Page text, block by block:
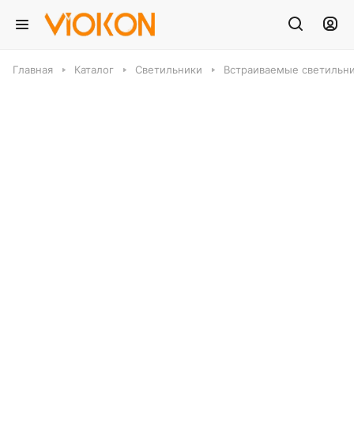
Главная Каталог Светильники Встраиваемые